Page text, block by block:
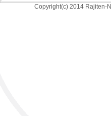
Copyright(c) 2014 Rajiten-